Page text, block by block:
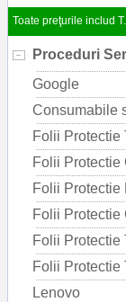
Toate preţurile includ
Proceduri
Google
Consumabile
Folii Protectie
Folii Protectie
Folii Protectie
Folii Protectie
Folii Protectie
Folii Protectie
Lenovo